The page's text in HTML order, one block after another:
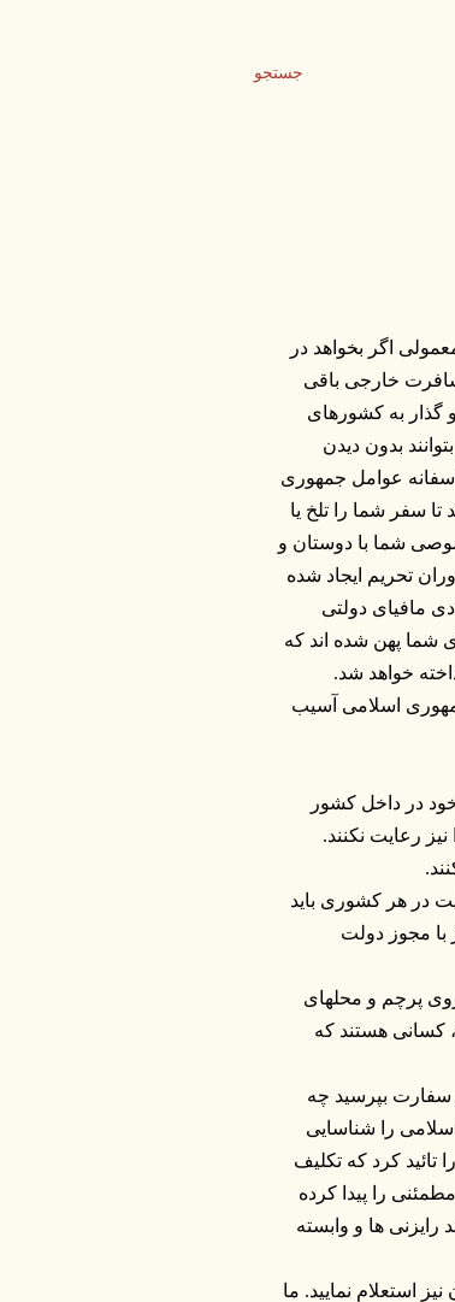
جستجو
اگر بخواهد در
خارجی باقی
گذار به کشورهای
بدون دیدن
عوامل جمهوری
سفر شما را تلخ یا
شما با دوستان و
تحریم ایجاد شده
مافیای دولتی
شما پهن شده اند که
خواهد شد.
اسلامی آسیب
در داخل کشور
رعایت نکنند.
در هر کشوری باید
با مجوز دولت
پرچم و محلهای
کسانی هستند که
سفارت بپرسید چه
را شناسایی
کرد که تکلیف
را پیدا کرده
رایزنی ها و وابسته
استعلام نمایید. ما